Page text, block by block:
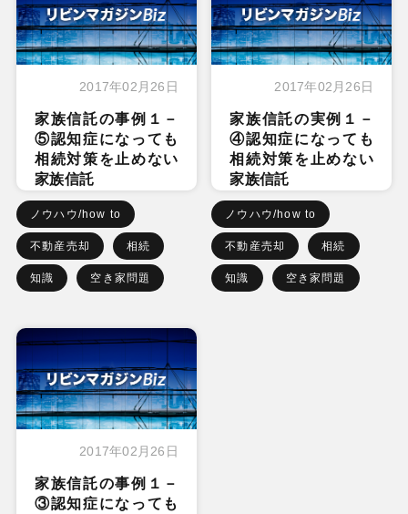
2017年02月26日
家族信託の事例１－
⑤認知症になっても
相続対策を止めない
家族信託
ノウハウ/how to
不動産売却 相続
知識 空き家問題
2017年02月26日
家族信託の実例１－
④認知症になっても
相続対策を止めない
家族信託
ノウハウ/how to
不動産売却 相続
知識 空き家問題
2017年02月26日
家族信託の事例１－
③認知症になっても